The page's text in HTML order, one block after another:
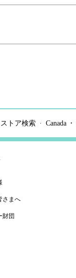
トア検索 Canada
さまへ
財団